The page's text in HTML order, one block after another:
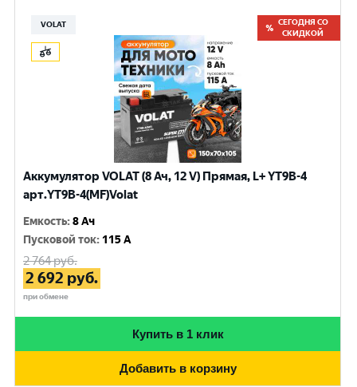
VOLAT
СЕГОДНЯ СО
СКИДКОЙ
Аккумулятор VOLAT (8 Ач, 12 V) Прямая, L+ YT9B-4
арт.YT9B-4(MF)Volat
Емкость:8 Ач
Пусковой ток: 115 A
2 764руб.
2 692 руб.
при обмене
Купить в 1 клик
Добавить в корзину